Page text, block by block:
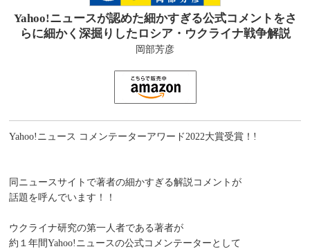
Yahoo!ニュースが認めた細かすぎる公式コメントをさ
らに細かく深掘りしたロシア・ウクライナ戦争解説
岡部芳彦
Yahoo!ニュース コメンテーターアワード2022大賞受賞！!
同ニュースサイトで著者の細かすぎる解説コメントが
話題を呼んでいます！！
ウクライナ研究の第一人者である著者が
約１年間Yahoo!ニュースの公式コメンテーターとして